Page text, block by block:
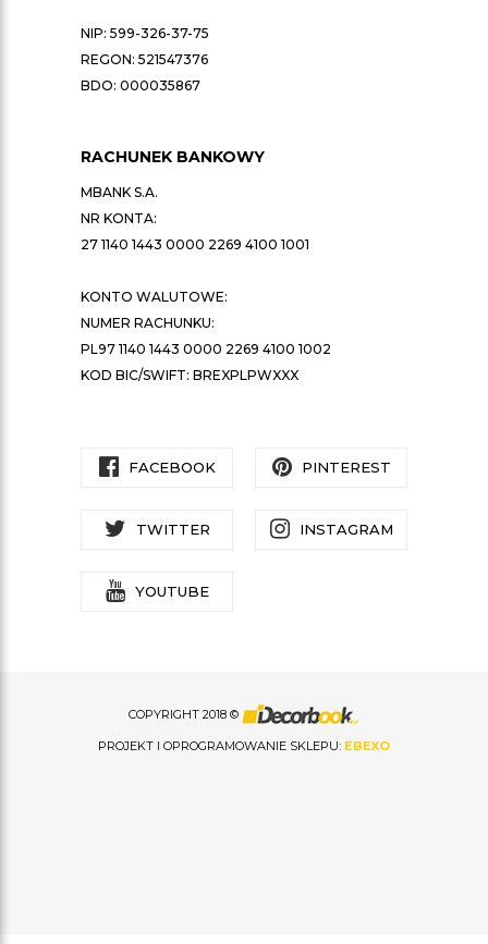
NIP: 599-326-37-75
REGON: 521547376
BDO: 000035867
RACHUNEK BANKOWY
MBANK S.A.
NR KONTA:
27 1140 1443 0000 2269 4100 1001
KONTO WALUTOWE:
NUMER RACHUNKU:
PL97 1140 1443 0000 2269 4100 1002
KOD BIC/SWIFT: BREXPLPWXXX
FACEBOOK PINTEREST
TWITTER INSTAGRAM
YOUTUBE
COPYRIGHT 2018 ©
PROJEKT I OPROGRAMOWANIE SKLEPU: EBEXO